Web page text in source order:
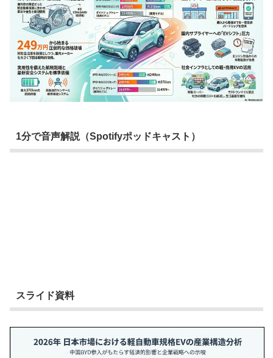
1分で音声解説（Spotifyポッドキャスト）
スライド資料